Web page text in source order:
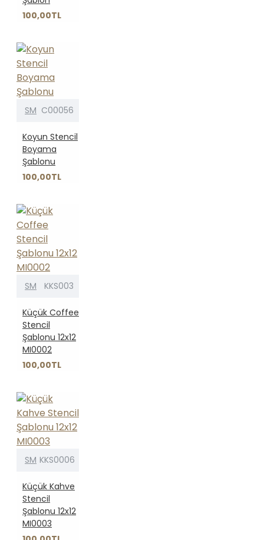
100,00TL
SM C00056
Koyun Stencil
Boyama
Şablonu
100,00TL
SM KKS003
Küçük Coffee
Stencil
Şablonu 12x12
MI0002
100,00TL
SM KKS0006
Küçük Kahve
Stencil
Şablonu 12x12
MI0003